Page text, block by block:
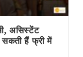
असिस्टेंट
सकती हैं फ्री में